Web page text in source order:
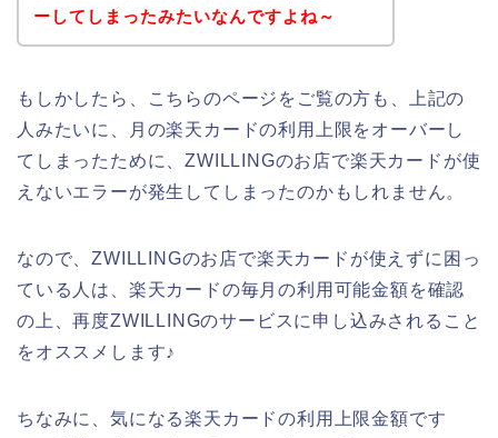
ーしてしまったみたいなんですよね～
もしかしたら、こちらのページをご覧の方も、上記の
人みたいに、月の楽天カードの利用上限をオーバーし
てしまったために、ZWILLINGのお店で楽天カードが使
えないエラーが発生してしまったのかもしれません。
なので、ZWILLINGのお店で楽天カードが使えずに困っ
ている人は、楽天カードの毎月の利用可能金額を確認
の上、再度ZWILLINGのサービスに申し込みされること
をオススメします♪
ちなみに、気になる楽天カードの利用上限金額です